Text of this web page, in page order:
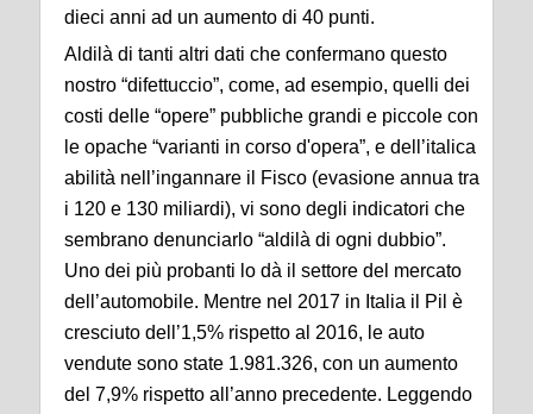
dieci anni ad un aumento di 40 punti.
Aldilà di tanti altri dati che confermano questo
nostro “difettuccio”, come, ad esempio, quelli dei
costi delle “opere” pubbliche grandi e piccole con
le opache “varianti in corso d'opera”, e dell’italica
abilità nell’ingannare il Fisco (evasione annua tra
i 120 e 130 miliardi), vi sono degli indicatori che
sembrano denunciarlo “aldilà di ogni dubbio”.
Uno dei più probanti lo dà il settore del mercato
dell’automobile. Mentre nel 2017 in Italia il Pil è
cresciuto dell’1,5% rispetto al 2016, le auto
vendute sono state 1.981.326, con un aumento
del 7,9% rispetto all’anno precedente. Leggendo